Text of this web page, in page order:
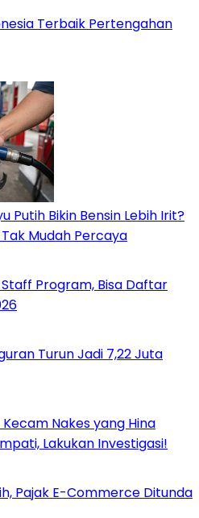
Terbaik Pertengahan
Putih Bikin Bensin Lebih Irit?
Mudah Percaya
Staff Program, Bisa Daftar
Turun Jadi 7,22 Juta
Nakes yang Hina
Lakukan Investigasi!
Pajak E-Commerce Ditunda